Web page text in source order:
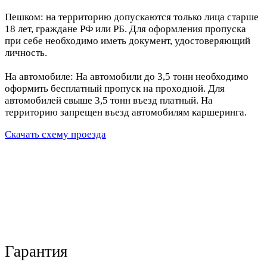
Пешком: на территорию допускаются только лица старше
18 лет, граждане РФ или РБ. Для оформления пропуска
при себе необходимо иметь документ, удостоверяющий
личность.
На автомобиле: На автомобили до 3,5 тонн необходимо
оформить бесплатный пропуск на проходной. Для
автомобилей свыше 3,5 тонн въезд платный. На
территорию запрещен въезд автомобилям каршеринга.
Скачать схему проезда
Гарантия